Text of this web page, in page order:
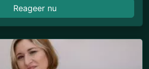
Reageer nu